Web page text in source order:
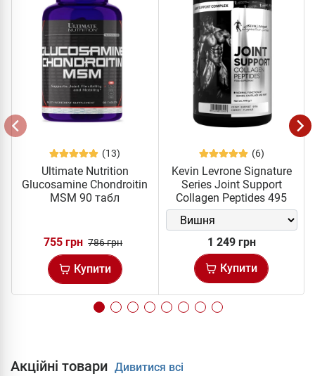
(13)
Ultimate Nutrition
Glucosamine Chondroitin
MSM 90 табл
755 грн 786 грн
Купити
(6)
Kevin Levrone Signature
Series Joint Support
Collagen Peptides 495
грам
1 249 грн
Купити
Акційні товари Дивитися всі